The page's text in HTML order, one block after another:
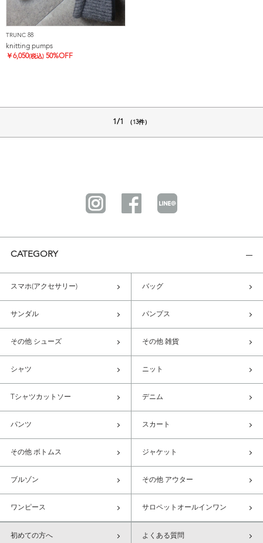
TRUNC 88
knitting pumps
￥6,050(税込) 50%OFF
1/1 （13件）
CATEGORY
スマホ(アクセサリー) バッグ
サンダル パンプス
その他 シューズ その他 雑貨
シャツ ニット
Tシャツカットソー デニム
パンツ スカート
その他 ボトムス ジャケット
ブルゾン その他 アウター
ワンピース サロペットオールインワン
初めての方へ よくある質問